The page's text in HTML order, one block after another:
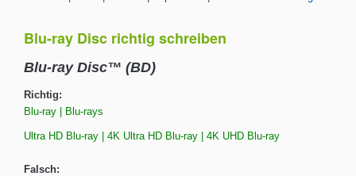
Blu-ray Disc richtig schreiben
Blu-ray Disc™ (BD)
Richtig:
Blu-ray | Blu-rays
Ultra HD Blu-ray | 4K Ultra HD Blu-ray | 4K UHD Blu-ray
Falsch: